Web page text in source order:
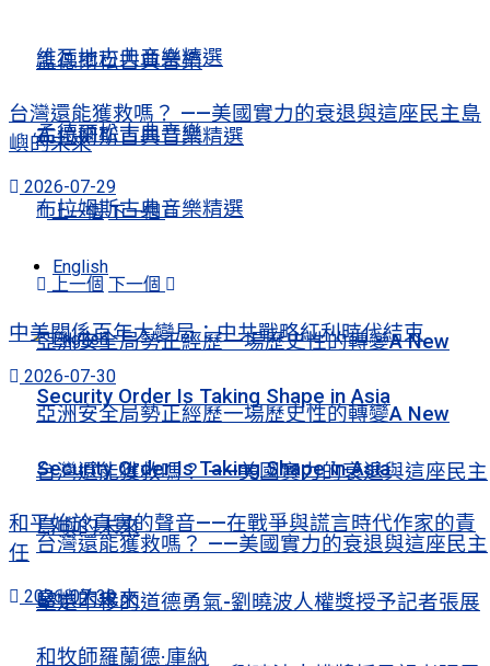
孟德爾松古典音樂
布拉姆斯古典音樂精選
上一個 下一個
English
亞洲安全局勢正經歷一場歷史性的轉變A New
Security Order Is Taking Shape in Asia
台灣還能獲救嗎？ ——美國實力的衰退與這座民主
島嶼的未來
堅定不移的道德勇氣-劉曉波人權獎授予記者張展
和牧師羅蘭德·庫納
維瓦地古典音樂精選
孟德爾松古典音樂
布拉姆斯古典音樂精選
上一個 下一個
English
亞洲安全局勢正經歷一場歷史性的轉變A New
Security Order Is Taking Shape in Asia
台灣還能獲救嗎？ ——美國實力的衰退與這座民主
島嶼的未來
台灣還能獲救嗎？ ——美國實力的衰退與這座民主島
嶼的未來
2026-07-29
中美關係百年大變局：中共戰略紅利時代結束
2026-07-30
和平始於真實的聲音——在戰爭與謊言時代作家的責
任
2026-07-30